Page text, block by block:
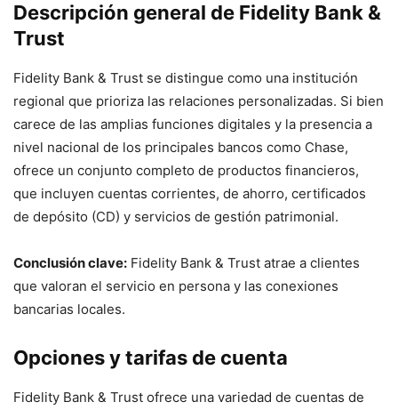
Descripción general de Fidelity Bank &
Trust
Fidelity Bank & Trust se distingue como una institución
regional que prioriza las relaciones personalizadas. Si bien
carece de las amplias funciones digitales y la presencia a
nivel nacional de los principales bancos como Chase,
ofrece un conjunto completo de productos financieros,
que incluyen cuentas corrientes, de ahorro, certificados
de depósito (CD) y servicios de gestión patrimonial.
Conclusión clave: Fidelity Bank & Trust atrae a clientes
que valoran el servicio en persona y las conexiones
bancarias locales.
Opciones y tarifas de cuenta
Fidelity Bank & Trust ofrece una variedad de cuentas de